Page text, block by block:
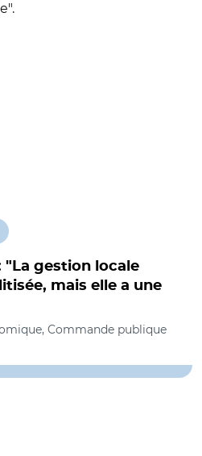
"La gestion locale
mais elle a une
Commande publique